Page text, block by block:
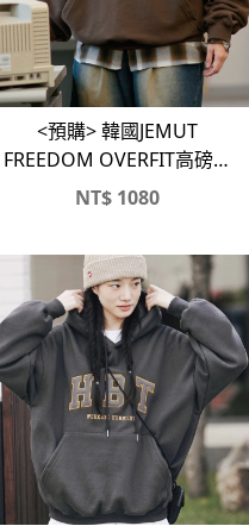
<預購> 韓國JEMUT
FREEDOM OVERFIT高磅帽
T
NT$ 1080